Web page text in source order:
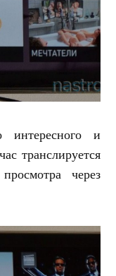
интересного и
транслируется
через